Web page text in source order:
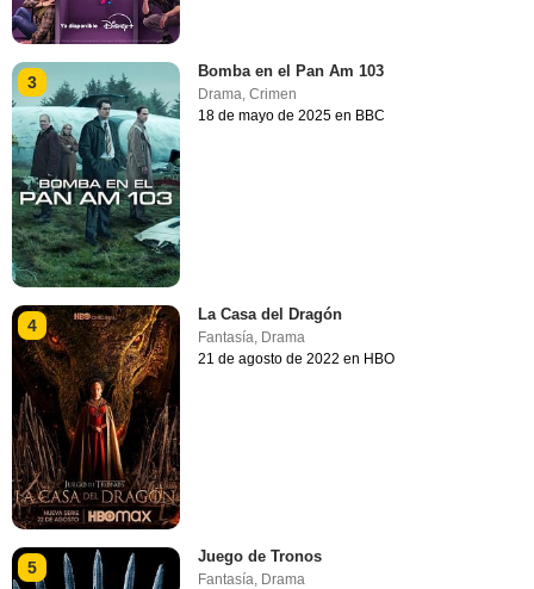
3
Bomba en el Pan Am 103
Drama,Crimen
18 de mayo de 2025 en BBC
4
La Casa del Dragón
Fantasía Drama
21 de agosto de 2022 en HBO
5
Juego de Tronos
Fantasía, Drama